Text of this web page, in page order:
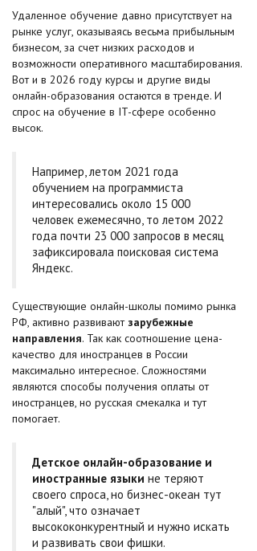
Удаленное обучение давно присутствует на
рынке услуг, оказываясь весьма прибыльным
бизнесом, за счет низких расходов и
возможности оперативного масштабирования.
Вот и в 2026 году курсы и другие виды
онлайн-образования остаются в тренде. И
спрос на обучение в IT-сфере особенно
высок.
Например, летом 2021 года
обучением на программиста
интересовались около 15 000
человек ежемесячно, то летом 2022
года почти 23 000 запросов в месяц
зафиксировала поисковая система
Яндекс.
Существующие онлайн-школы помимо рынка
РФ, активно развивают зарубежные
направления. Так как соотношение цена-
качество для иностранцев в России
максимально интересное. Сложностями
являются способы получения оплаты от
иностранцев, но русская смекалка и тут
помогает.
Детское онлайн-образование и
иностранные языки не теряют
своего спроса, но бизнес-океан тут
"алый", что означает
высококонкурентный и нужно искать
и развивать свои фишки.